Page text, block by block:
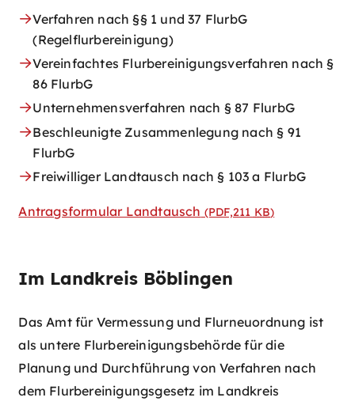
Verfahren nach §§ 1 und 37 FlurbG
(Regelflurbereinigung)
Vereinfachtes Flurbereinigungsverfahren nach §
86 FlurbG
Unternehmensverfahren nach § 87 FlurbG
Beschleunigte Zusammenlegung nach § 91
FlurbG
Freiwilliger Landtausch nach § 103 a FlurbG
Antragsformular Landtausch (PDF,211 KB)
Im Landkreis Böblingen
Das Amt für Vermessung und Flurneuordnung ist
als untere Flurbereinigungsbehörde für die
Planung und Durchführung von Verfahren nach
dem Flurbereinigungsgesetz im Landkreis